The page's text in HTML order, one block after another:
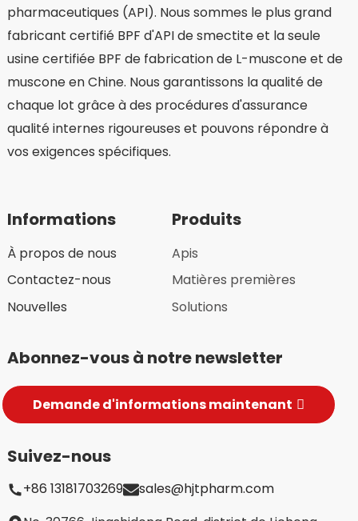
pharmaceutiques (API). Nous sommes le plus grand
fabricant certifié BPF d'API de smectite et la seule
usine certifiée BPF de fabrication de L-muscone et de
muscone en Chine. Nous garantissons la qualité de
chaque lot grâce à des procédures d'assurance
qualité internes rigoureuses et pouvons répondre à
vos exigences spécifiques.
Informations
À propos de nous
Contactez-nous
Nouvelles
Produits
Apis
Matières premières
Solutions
Abonnez-vous à notre newsletter
Demande d'informations maintenant
Suivez-nous
+86 13181703269
sales@hjtpharm.com